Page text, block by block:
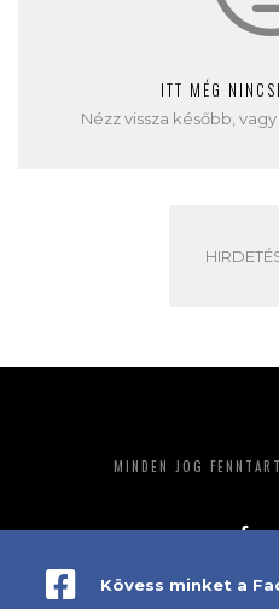
ITT MÉG
Nézz vissza később,
MINDEN JOG
ADATKEZELÉS
Kövess minket a